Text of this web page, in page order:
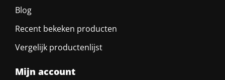
Blog
Recent bekeken producten
Vergelijk productenlijst
Mijn account